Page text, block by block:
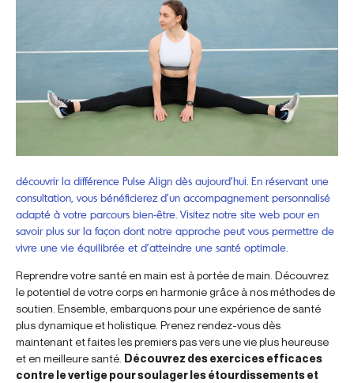
découvrir la différence Pulse Align dès aujourd’hui. En réservant une
consultation, vous bénéficierez d’un accompagnement personnalisé
adapté à votre parcours bien-être. Visitez notre site web pour en
savoir plus sur la façon dont notre approche peut vous permettre de
vivre une vie équilibrée et d’atteindre une santé optimale.
Reprendre votre santé en main est à portée de main. Découvrez
le potentiel de votre corps en harmonie grâce à nos méthodes de
soutien. Ensemble, embarquons pour une expérience de santé
plus dynamique et holistique. Prenez rendez-vous dès
maintenant et faites les premiers pas vers une vie plus heureuse
et en meilleure santé. Découvrez des exercices efficaces
contre le vertige pour soulager les étourdissements et